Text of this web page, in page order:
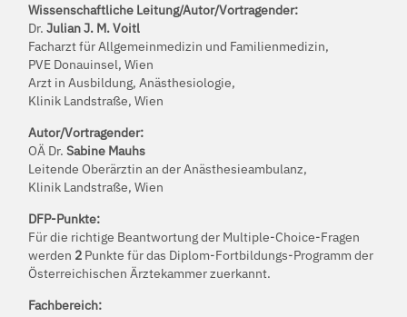
Wissenschaftliche Leitung/Autor/Vortragender:
Dr.Julian J. M. Voitl
Facharzt für Allgemeinmedizin und Familienmedizin,
PVE Donauinsel, Wien
Arzt in Ausbildung, Anästhesiologie,
Klinik Landstraße, Wien
Autor/Vortragender:
OÄ Dr. Sabine Mauhs
Leitende Oberärztin an der Anästhesieambulanz,
Klinik Landstraße, Wien
DFP-Punkte:
Für die richtige Beantwortung der Multiple-Choice-Fragen
werden 2 Punkte für das Diplom-Fortbildungs-Programm der
Österreichischen Ärztekammer zuerkannt.
Fachbereich: